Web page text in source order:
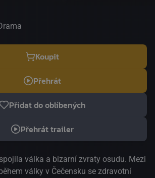
Koupit
Přehrát
Přidat do oblíbených
Přehrát trailer
válka a bizarní zvraty osudu. Mezi
války v Čečensku se zdravotní